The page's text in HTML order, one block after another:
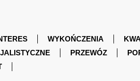
WYKOŃCZENIA
PRZEWÓZ